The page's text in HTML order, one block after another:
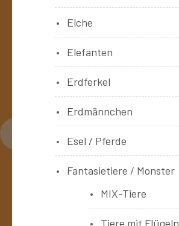
Elche
Elefanten
Erdferkel
Erdmännchen
Esel / Pferde
Fantasietiere / Monster
MIX-Tiere
Tiere mit Flügeln